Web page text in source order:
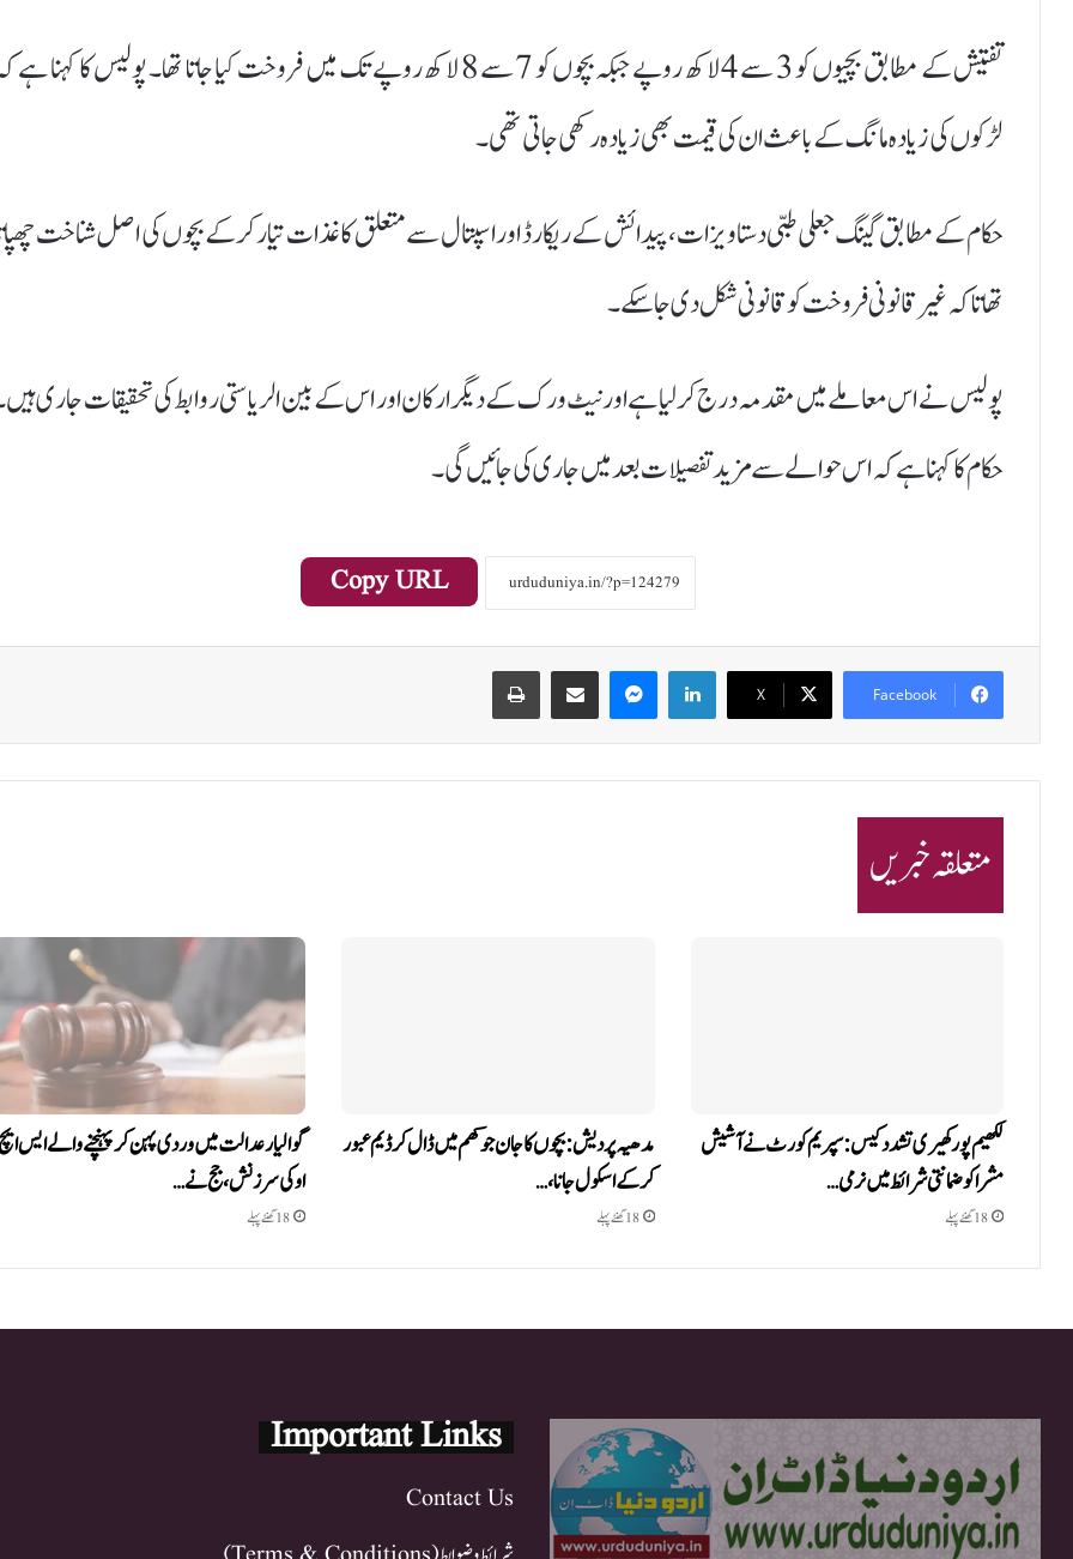
تفتیش کے مطابق بچیوں کو 3 سے 4 لاکھ روپے جبکہ بچوں کو 7 سے 8 لاکھ روپے تک میں فروخت کیا جاتا تھا۔ پولیس کا کہنا
لڑکوں کی زیادہ مانگ کے باعث ان کی قیمت بھی زیادہ رکھی جاتی تھی۔
حکام کے مطابق گینگ جعلی طبی دستاویزات، پیدائش کے ریکارڈ اور اسپتال سے متعلق کاغذات تیار کرکے بچوں کی اصل شناخت
تھا تاکہ غیر قانونی فروخت کو قانونی شکل دی جا سکے۔
پولیس نے اس معاملے میں مقدمہ درج کر لیا ہے اور نیٹ ورک کے دیگر ارکان اور اس کے بین الریاستی روابط کی تحقیقات جاری
حکام کا کہنا ہے کہ اس حوالے سے مزید تفصیلات بعد میں جاری کی جائیں گی۔
Copy URL
Facebook
X
LinkedIn
متعلقہ خبریں
لکھیم پور کھیری تشدد کیس: سپریم کورٹ نے آشیش
مشرا کو ضمانتی شرائط میں نرمی…
18 گھنٹے پہلے
مدھیہ پردیش: بچوں کا جان جوکھم میں ڈال کر ڈیم عبور
کر کے اسکول جانا،…
18 گھنٹے پہلے
گوالیار عدالت میں وردی پہن کر پہنچنے والے ایس
او کی سرزنش، جج نے…
18 گھنٹے پہلے
Important Links
Contact Us